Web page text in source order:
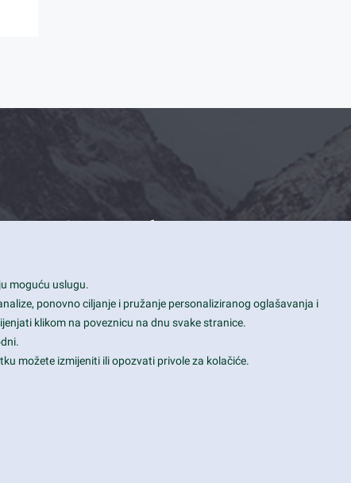
Contact Info
View, CA 94043
+1 650-253-0000
Daily: 9:00 am - 6:00 pm
moguću uslugu.
ponovno ciljanje i pružanje personaliziranog oglašavanja i
klikom na poveznicu na dnu svake stranice.
možete izmijeniti ili opozvati privole za kolačiće.